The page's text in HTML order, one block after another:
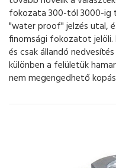
fokozata 300-tól 3000-ig
"water proof" jelzés utal,
finomsági fokozatot jelöli.
és csak állandó
különben a felületük
nem megengedhető